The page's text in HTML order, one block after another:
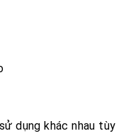
dụng khác nhau tùy